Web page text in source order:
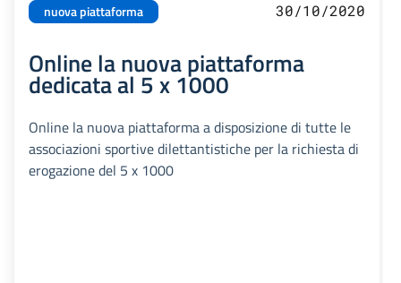
nuova piattaforma 30/10/2020
Online la nuova piattaforma
dedicata al 5 x 1000
Online la nuova piattaforma a disposizione di tutte le
associazioni sportive dilettantistiche per la richiesta di
erogazione del 5 x 1000